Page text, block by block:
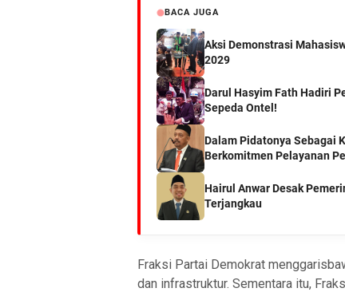
BACA JUGA
Aksi Demonstrasi
2029
Darul Hasyim Fath Hadiri
Sepeda Ontel!
Dalam Pidatonya Sebagai
Berkomitmen Pelayanan
Hairul Anwar Desak
Terjangkau
Fraksi Partai Demokrat
dan infrastruktur. Sementara itu,